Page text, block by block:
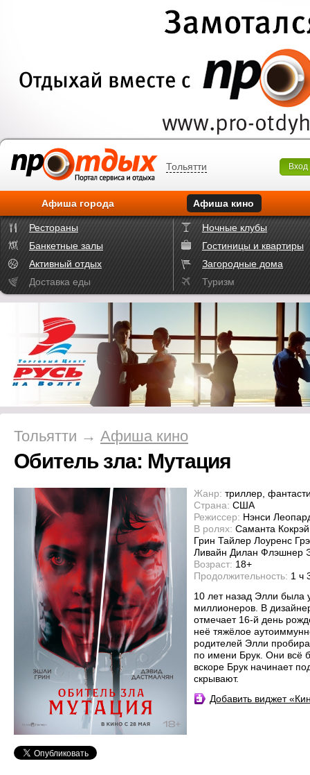
Тольятти Вход
Афиша города Афиша кино
Рестораны
Ночные клубы
Банкетные залы
Гостиницы и квартиры
Активный отдых
Загородные дома
Доставка еды
Туризм
Тольятти → Афиша кино
Обитель зла: Мутация
Жанр: триллер,
Страна: США
Режиссер: Нэнси
В ролях: Саманта
Грин Тайлер Лоуренс
Ливайн Дилан Флэшнер
Возраст: 18+
Продолжительность: 1 ч
10 лет назад Элли была
миллионеров. В
отмечает 16-й день
неё тяжёлое
родителей Элли
по имени Брук. Они всё
вскоре Брук начинает
скрывают.
Добавить виджет